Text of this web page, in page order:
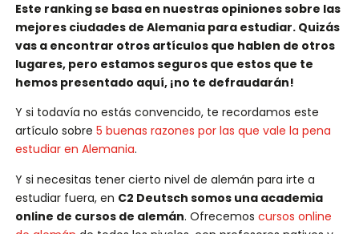
Este ranking se basa en nuestras opiniones sobre las
mejores ciudades de Alemania para estudiar. Quizás
vas a encontrar otros artículos que hablen de otros
lugares, pero estamos seguros que estos que te
hemos presentado aquí, ¡no te defraudarán!
Y si todavía no estás convencido, te recordamos este
artículo sobre 5 buenas razones por las que vale la pena
estudiar en Alemania.
Y si necesitas tener cierto nivel de alemán para irte a
estudiar fuera, en C2 Deutsch somos una academia
online de cursos de alemán. Ofrecemos cursos online